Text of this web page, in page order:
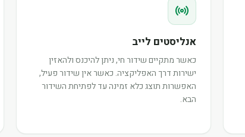
אנליסטים לייב
כאשר מתקיים שידור חי, ניתן להיכנס ולהאזין
ישירות דרך האפליקציה. כאשר אין שידור פעיל,
האפשרות תוצג כלא זמינה עד לפתיחת השידור
הבא.